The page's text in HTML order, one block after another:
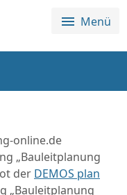
Menü
die Plattform
online.de
„Bauleitplanung
der DEMOS plan
„Bauleitplanung